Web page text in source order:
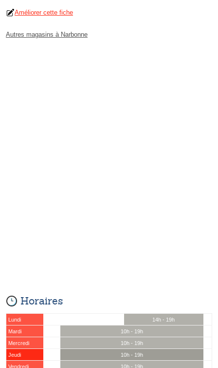
Améliorer cette fiche
Autres magasins à Narbonne
Horaires
Lundi
14h - 19h
Mardi
10h - 19h
Mercredi
10h - 19h
Jeudi
10h - 19h
Vendredi
10h - 19h